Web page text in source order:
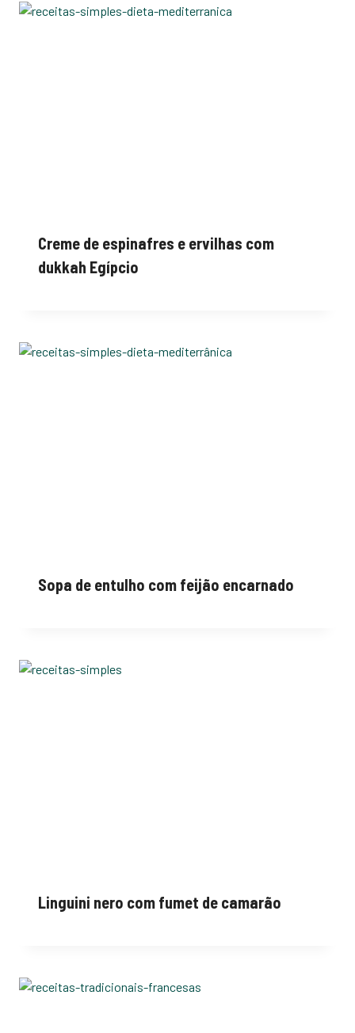
Creme de espinafres e ervilhas com
dukkah Egípcio
Sopa de entulho com feijão encarnado
Linguini nero com fumet de camarão